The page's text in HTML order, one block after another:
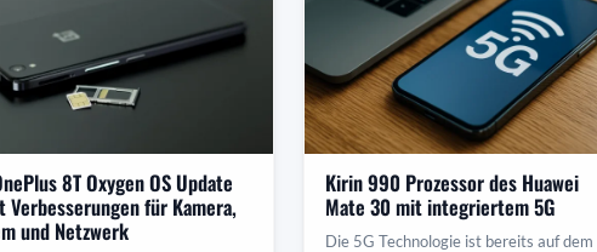
8T Oxygen OS Update
Verbesserungen für Kamera,
und Netzwerk
Kirin 990 Prozessor des Huawei
Mate 30 mit integriertem 5G
Die 5G Technologie ist bereits auf dem